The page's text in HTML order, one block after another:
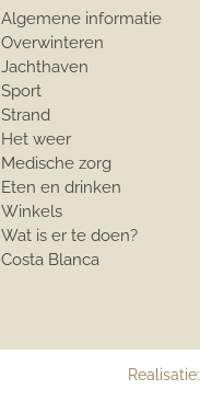
Algemene informatie
Overwinteren
Jachthaven
Sport
Strand
Het weer
Medische zorg
Eten en drinken
Winkels
Wat is er te doen?
Costa Blanca
Realisatie: